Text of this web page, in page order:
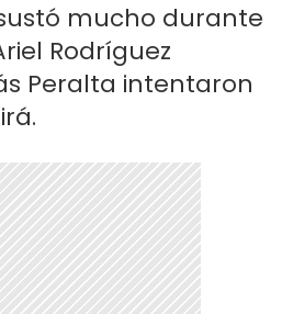
mucho durante
Rodríguez
Peralta intentaron